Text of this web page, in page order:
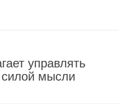
управлять
мысли